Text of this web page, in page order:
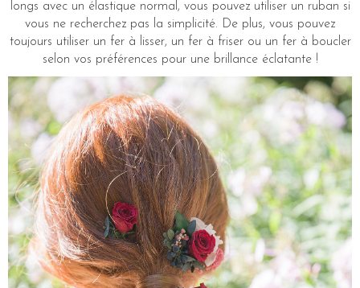
longs avec un élastique normal, vous pouvez utiliser un ruban si
vous ne recherchez pas la simplicité. De plus, vous pouvez
toujours utiliser un fer à lisser, un fer à friser ou un fer à boucler
selon vos préférences pour une brillance éclatante !